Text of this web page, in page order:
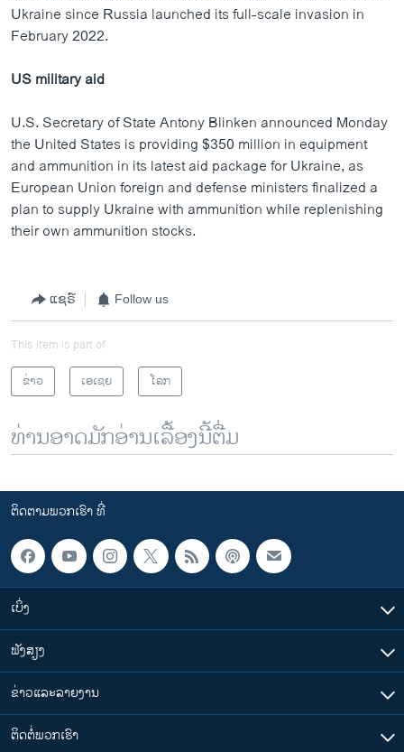
Ukraine since Russia launched its full-scale invasion in
February 2022.
US military aid
U.S. Secretary of State Antony Blinken announced Monday
the United States is providing $350 million in equipment
and ammunition in its latest aid package for Ukraine, as
European Union foreign and defense ministers finalized a
plan to supply Ukraine with ammunition while replenishing
their own ammunition stocks.
ແຊຣ໌ Follow us
This item is part of
ຂ່າວ
ເອເຊຍ ໂລກ
ທ່ານອາດມັກອ່ານເລື້ອງນີ້ຕື່ມ
ຕິດຕາມພວກເຮົາ ທີ່
ເບິ່ງ
ຟັງສຽງ
ຂ່າວແລະລາຍງານ
ຕິດຕໍ່ພວກເຮົາ